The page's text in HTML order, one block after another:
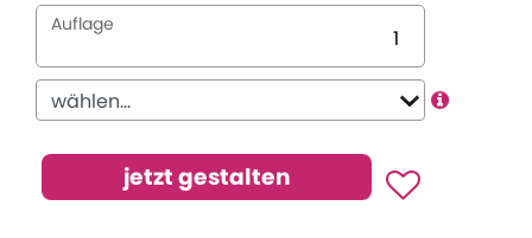
Auflage